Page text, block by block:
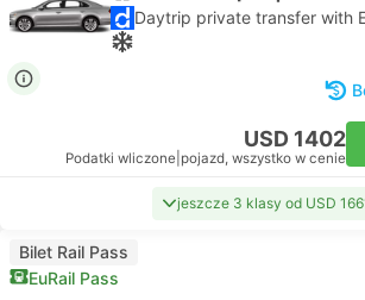
USD 1402
Podatki wliczone pojazd, wszystko w cenie
jeszcze 3 klasy od USD
Bilet Rail Pass
EuRail Pass